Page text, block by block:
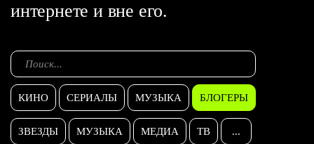
интернете и вне его.
КИНО СЕРИАЛЫ МУЗЫКА БЛОГЕРЫ
ЗВЕЗДЫ МУЗЫКА МЕДИА ТВ ...